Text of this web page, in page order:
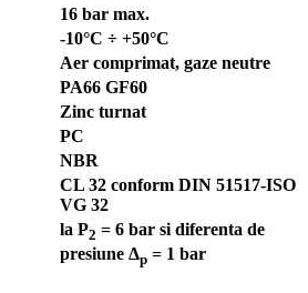
16 bar max.
-10°C ÷ +50°C
Aer comprimat, gaze neutre
PA66 GF60
Zinc turnat
PC
NBR
CL 32 conform DIN 51517-ISO
VG 32
la P2 = 6 bar si diferenta de
presiune Δp = 1 bar